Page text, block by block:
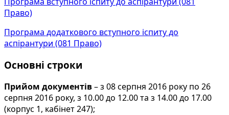
Право)
Програма додаткового вступного іспиту до
аспірантури (081 Право)
Основні строки
Прийом документів– з 08 серпня 2016 року по 26
серпня 2016 року, з 10.00 до 12.00 та з 14.00 до 17.00
(корпус 1, кабінет 247);